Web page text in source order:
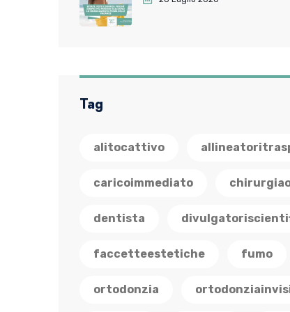
Tag
alitocattivo
caricoimmediato
dentista
faccetteestetiche fumo
ortodonzia